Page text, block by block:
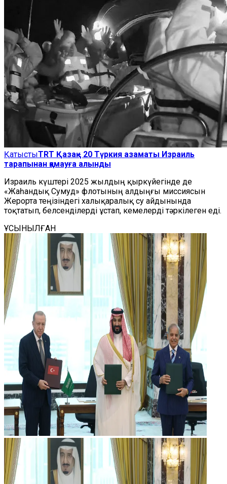
ҚатыстыTRT Қазақ - 20 Түркия азаматы Израиль
тарапынан қамауға алынды
Израиль күштері 2025 жылдың қыркүйегінде де
«Жаһандық Сумуд» флотының алдыңғы миссиясын
Жерорта теңізіндегі халықаралық су айдынында
тоқтатып, белсенділерді ұстап, кемелерді тәркілеген еді.
ҰСЫНЫЛҒАН